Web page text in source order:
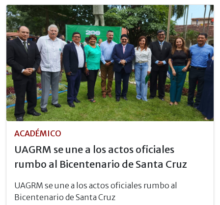
ACADÉMICO
UAGRM se une a los actos oficiales
rumbo al Bicentenario de Santa Cruz
UAGRM se une a los actos oficiales rumbo al
Bicentenario de Santa Cruz